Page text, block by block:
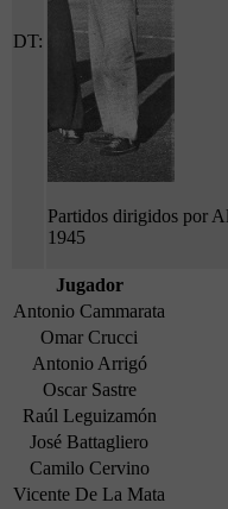
DT:
Partidos dirigidos por
1945
Jugador
Antonio Cammarata
Omar Crucci
Antonio Arrigó
Oscar Sastre
Raúl Leguizamón
José Battagliero
Camilo Cervino
Vicente De La Mata